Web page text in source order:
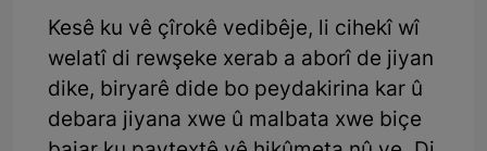
Kesê ku vê çîrokê vedibêje, li cihekî wî
welatî di rewşeke xerab a aborî de jiyan
dike, biryarê dide bo peydakirina kar û
debara jiyana xwe û malbata xwe biçe